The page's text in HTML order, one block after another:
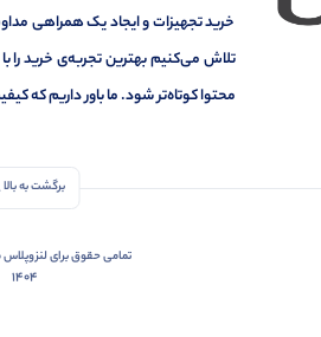
خرید تجهیزات و ایجاد یک همراهی
تلاش می‌کنیم بهترین تجربه‌ی خرید را
محتوا کوتاه‌تر شود. ما باور داریم
برگشت به بالا
تمامی حقوق برای
1404